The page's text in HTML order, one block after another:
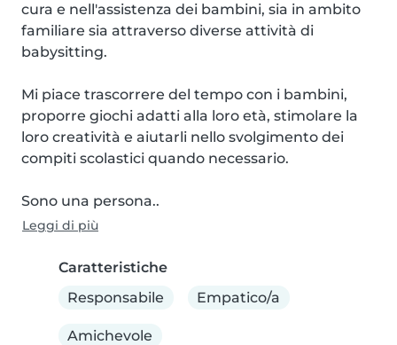
cura e nell'assistenza dei bambini, sia in ambito
familiare sia attraverso diverse attività di
babysitting.
Mi piace trascorrere del tempo con i bambini,
proporre giochi adatti alla loro età, stimolare la
loro creatività e aiutarli nello svolgimento dei
compiti scolastici quando necessario.
Sono una persona..
Leggi di più
Caratteristiche
Responsabile
Empatico/a
Amichevole